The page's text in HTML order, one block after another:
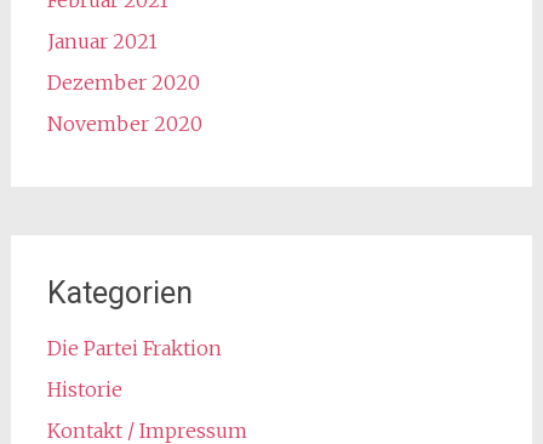
Januar 2021
Dezember 2020
November 2020
Kategorien
Die Partei Fraktion
Historie
Kontakt / Impressum